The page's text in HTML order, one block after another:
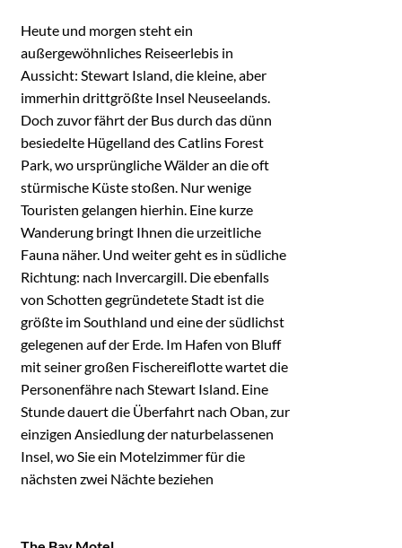
Heute und morgen steht ein
außergewöhnliches Reiseerlebis in
Aussicht: Stewart Island, die kleine, aber
immerhin drittgrößte Insel Neuseelands.
Doch zuvor fährt der Bus durch das dünn
besiedelte Hügelland des Catlins Forest
Park, wo ursprüngliche Wälder an die oft
stürmische Küste stoßen. Nur wenige
Touristen gelangen hierhin. Eine kurze
Wanderung bringt Ihnen die urzeitliche
Fauna näher. Und weiter geht es in südliche
Richtung: nach Invercargill. Die ebenfalls
von Schotten gegründetete Stadt ist die
größte im Southland und eine der südlichst
gelegenen auf der Erde. Im Hafen von Bluff
mit seiner großen Fischereiflotte wartet die
Personenfähre nach Stewart Island. Eine
Stunde dauert die Überfahrt nach Oban, zur
einzigen Ansiedlung der naturbelassenen
Insel, wo Sie ein Motelzimmer für die
nächsten zwei Nächte beziehen